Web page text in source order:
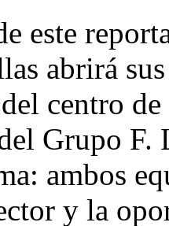
este
abrirá
centro
Grupo F.
ambos
y la